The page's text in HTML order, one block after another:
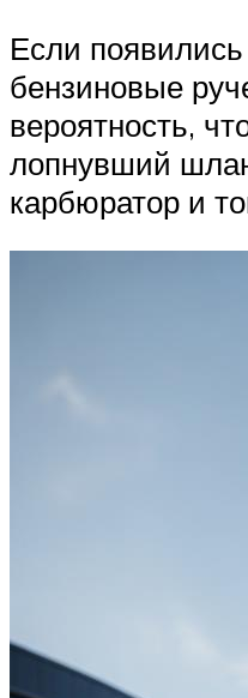
Если
бензиновые
вероятность,
лопнувший
карбюратор и